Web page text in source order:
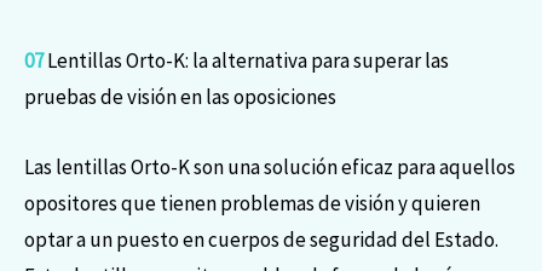
07Lentillas Orto-K: la alternativa para superar las
pruebas de visión en las oposiciones
Las lentillas Orto-K son una solución eficaz para aquellos
opositores que tienen problemas de visión y quieren
optar a un puesto en cuerpos de seguridad del Estado.